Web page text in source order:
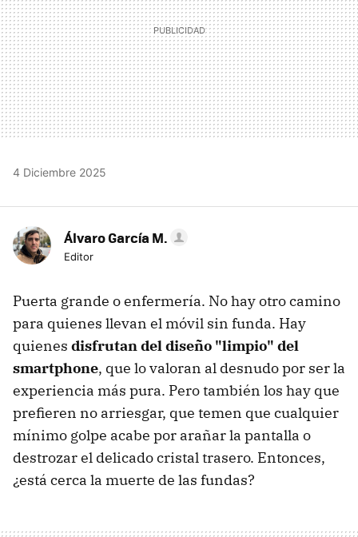
4 Diciembre 2025
Álvaro García M.
Editor
Puerta grande o enfermería. No hay otro camino
para quienes llevan el móvil sin funda. Hay
quienes disfrutan del diseño "limpio" del
smartphone, que lo valoran al desnudo por ser la
experiencia más pura. Pero también los hay que
prefieren no arriesgar, que temen que cualquier
mínimo golpe acabe por arañar la pantalla o
destrozar el delicado cristal trasero. Entonces,
¿está cerca la muerte de las fundas?